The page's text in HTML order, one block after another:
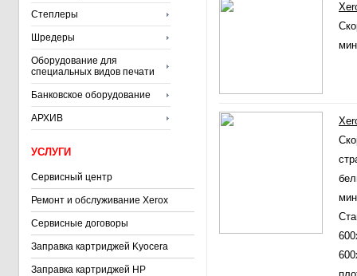
Степлеры
Шредеры
Оборудование для
специальных видов печати
Банковское оборудование
АРХИВ
УСЛУГИ
Сервисный центр
Ремонт и обслуживание Xerox
Сервисные договоры
Заправка картриджей Kyocera
Заправка картриджей HP